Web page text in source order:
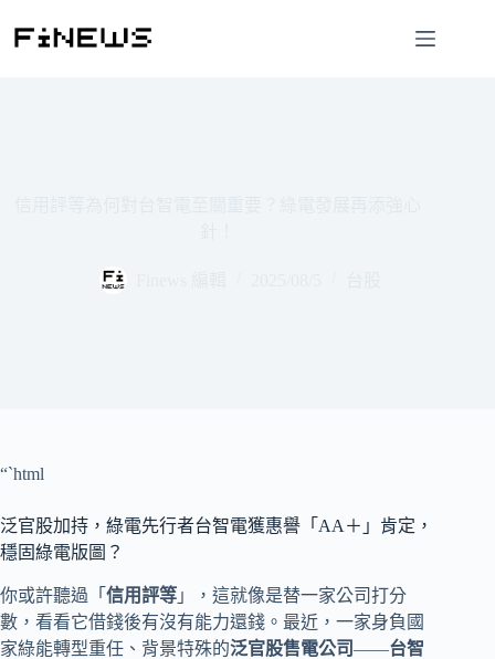
“`html
泛官股加持，綠電先行者台智電獲惠譽「AA＋」肯定，
穩固綠電版圖？
你或許聽過「 信用評等 」，這就像是替一家公司打分
數，看看它借錢後有沒有能力還錢。最近，一家身負國
家綠能轉型重任、背景特殊的泛官股售電公司——台智